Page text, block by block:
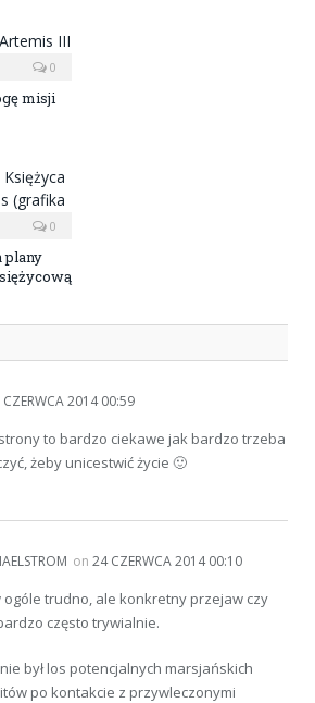
0
misji
0
plany
2014 00:59
to bardzo ciekawe jak bardzo trzeba
żeby unicestwić życie 🙂
on 24 CZERWCA 2014 00:10
ogóle trudno, ale konkretny przejaw czy
często trywialnie.
był los potencjalnych marsjańskich
po kontakcie z przywleczonymi